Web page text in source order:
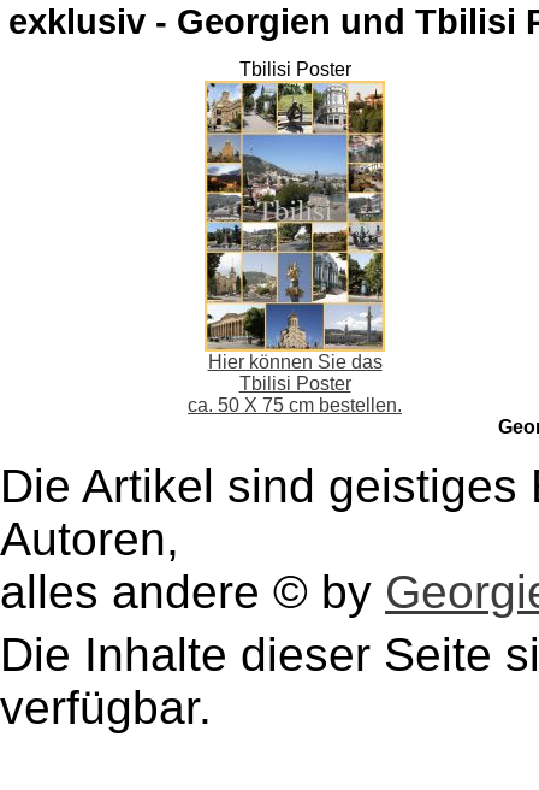
exklusiv - Georgien und Tbilisi
Tbilisi Poster
Hier können Sie das
Tbilisi Poster
ca. 50 X 75 cm bestellen.
Die Artikel sind
Autoren,
alles andere © by
Die Inhalte dieser Seite
verfügbar.